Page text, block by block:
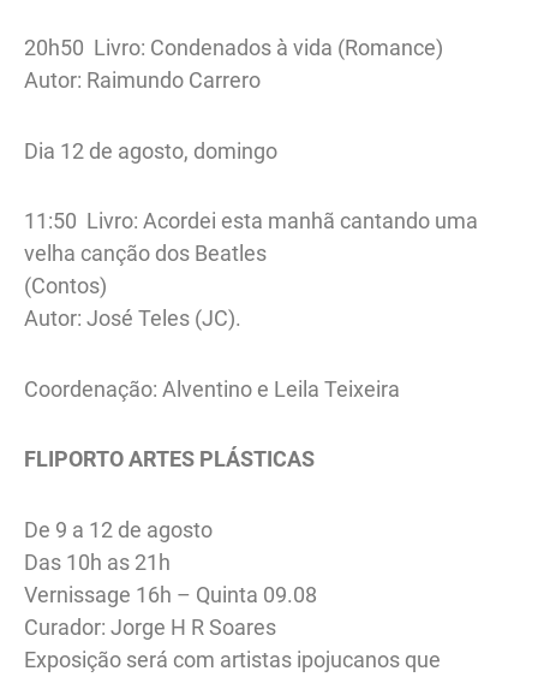
20h50 Livro: Condenados à vida (Romance)
Autor: Raimundo Carrero
Dia 12 de agosto, domingo
11:50 Livro: Acordei esta manhã cantando uma
velha canção dos Beatles
(Contos)
Autor: José Teles (JC).
Coordenação: Alventino e Leila Teixeira
FLIPORTO ARTES PLÁSTICAS
De 9 a 12 de agosto
Das 10h as 21h
Vernissage 16h – Quinta 09.08
Curador: Jorge H R Soares
Exposição será com artistas ipojucanos que